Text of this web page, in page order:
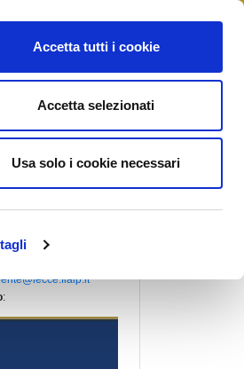
Accetta tutti i cookie
Accetta selezionati
Usa solo i cookie necessari
SABINA ELEONORA
:
PLATANI N.1
GALATINA (Lecce)
563993
: